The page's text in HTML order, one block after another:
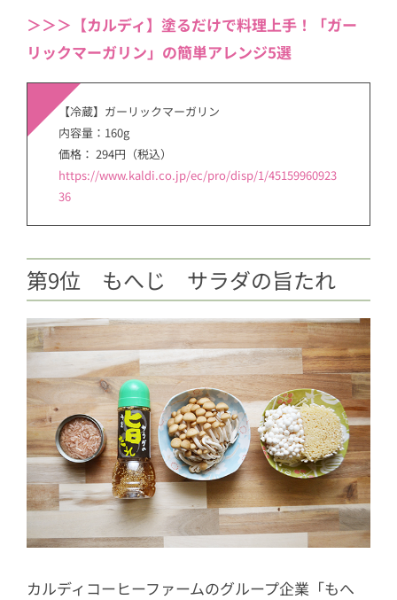
＞＞＞【カルディ】塗るだけで料理上手！「ガー
リックマーガリン」の簡単アレンジ5選
【冷蔵】ガーリックマーガリン
内容量：160g
価格： 294円（税込）
https://www.kaldi.co.jp/ec/pro/disp/1/45159960923
36
第9位 もへじ サラダの旨たれ
カルディコーヒーファームのグループ企業「もへ